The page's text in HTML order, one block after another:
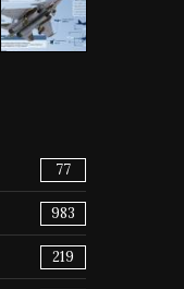
77
983
219